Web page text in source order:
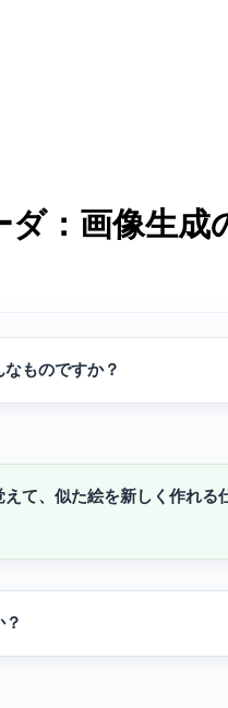
：画像生成
ものですか？
て、似た絵を新しく作れ